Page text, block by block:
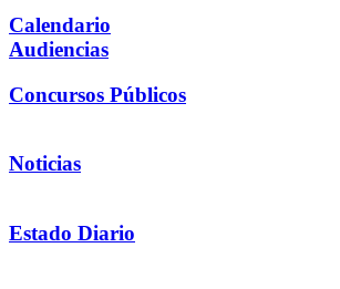
Calendario
Audiencias
Concursos Públicos
Noticias
Estado Diario